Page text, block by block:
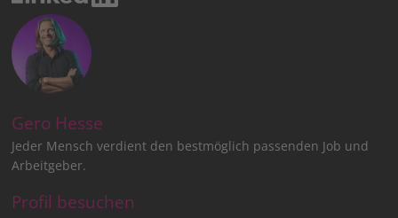
Gero Hesse
Jeder Mensch verdient den bestmöglich passenden Job und
Arbeitgeber.
Profil besuchen